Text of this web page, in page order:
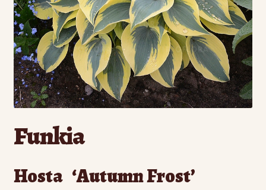
Funkia
Hosta ‘Autumn Frost’